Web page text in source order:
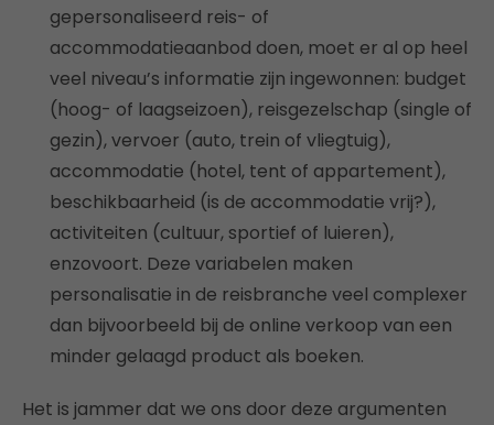
gepersonaliseerd reis- of
accommodatieaanbod doen, moet er al op heel
veel niveau’s informatie zijn ingewonnen: budget
(hoog- of laagseizoen), reisgezelschap (single of
gezin), vervoer (auto, trein of vliegtuig),
accommodatie (hotel, tent of appartement),
beschikbaarheid (is de accommodatie vrij?),
activiteiten (cultuur, sportief of luieren),
enzovoort. Deze variabelen maken
personalisatie in de reisbranche veel complexer
dan bijvoorbeeld bij de online verkoop van een
minder gelaagd product als boeken.
Het is jammer dat we ons door deze argumenten